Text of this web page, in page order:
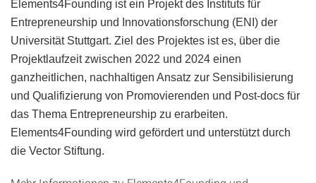
Elements4Founding ist ein Projekt des Instituts für
Entrepreneurship und Innovationsforschung (ENI) der
Universität Stuttgart. Ziel des Projektes ist es, über die
Projektlaufzeit zwischen 2022 und 2024 einen
ganzheitlichen, nachhaltigen Ansatz zur Sensibilisierung
und Qualifizierung von Promovierenden und Post-docs für
das Thema Entrepreneurship zu erarbeiten.
Elements4Founding wird gefördert und unterstützt durch
die Vector Stiftung.